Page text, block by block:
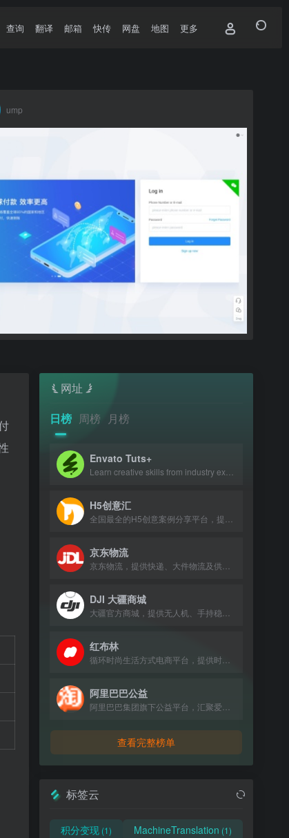
查询 翻译 邮箱 快传 网盘 地图 更多
ump
网址
日榜 周榜 月榜
Envato Tuts+
H5创意汇
京东物流
DJI 大疆商城
红布林
阿里巴巴公益
查看完整榜单
标签云
积分变现 (1) MachineTranslation (1)